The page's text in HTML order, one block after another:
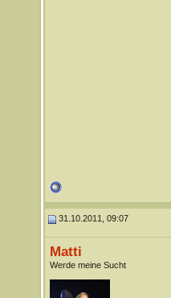
31.10.2011, 09:07
Matti
Werde meine Sucht